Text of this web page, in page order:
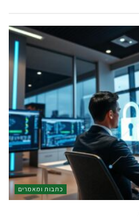
כתבות ומאמרים